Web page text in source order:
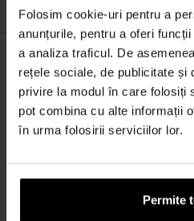
Folosim cookie-uri pentru a
anunțurile, pentru a oferi
a analiza traficul. De
rețele sociale, de publicitate și
privire la modul în care folosiți
pot combina cu alte informații
în urma folosirii serviciilor lor.
Permite
DESCRIERE
ROMANTĂ creat pentru femeile
afecțiune, tandrețe și
momentelor tandre și al simplelor